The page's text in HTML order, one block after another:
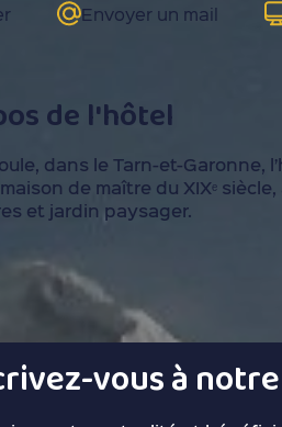
Envoyer un mail
de l'hôtel
dans le Tarn-et-Garonne,
de maître du XIXᵉ
et jardin paysager.
vous à